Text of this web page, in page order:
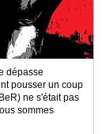
dépasse
pousser un coup
ne s'était pas
sommes